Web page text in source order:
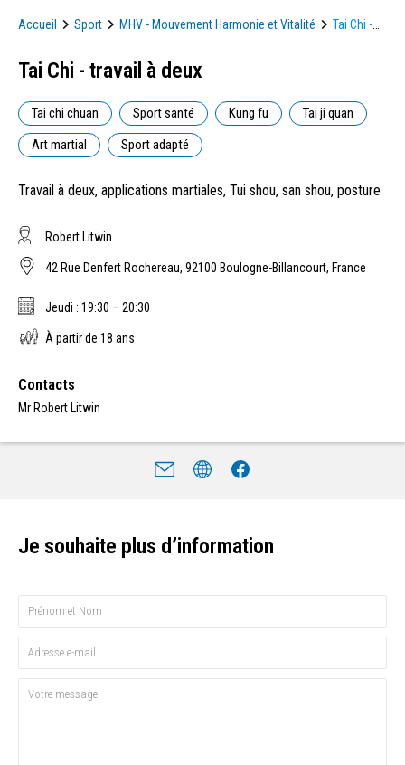
Accueil Sport MHV - Mouvement Harmonie et Vitalité
Tai Chi -
Tai Chi - travail à deux
Tai chi chuan Sport santé Kung fu
Tai ji quan
Art martial
Sport adapté
Travail à deux, applications martiales, Tui shou, san shou, posture
Robert Litwin
42 Rue Denfert Rochereau, 92100 Boulogne-Billancourt, France
Jeudi : 19:30 – 20:30
À partir de 18 ans
Contacts
Mr Robert Litwin
Je souhaite plus d’information